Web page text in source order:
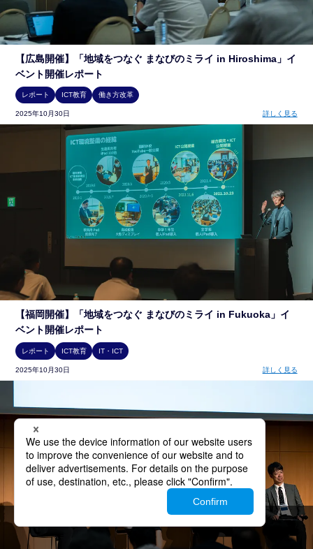
メルマガ登録 資料ダウンロード
【広島開催】「地域をつなぐ まなびのミライ in Hiroshima」イ
ベント開催レポート
レポート ICT教育 働き方改革
2025年10月30日 詳しく見る
【福岡開催】「地域をつなぐ まなびのミライ in Fukuoka」イ
ベント開催レポート
レポート ICT教育 IT・ICT
2025年10月30日 詳しく見る